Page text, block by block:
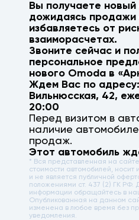
Вы получаете новый
дожидаясь продажи
избавляетесь от
взаиморасчетах.
Звоните сейчас и
персональное
нового Omoda в
Ждем Вас по адресу:
Вильнюсская, 42,
20:00
Перед визитом в
наличие
продаж.
Этот автомобиль
* Вся представленная на
стоимости автомобилей,
и не является публичной
положениями ст. 437 (2) ГК РФ.
информации обращайтесь в
Опубликованная на данном
изменена в любое время без
уведомления.